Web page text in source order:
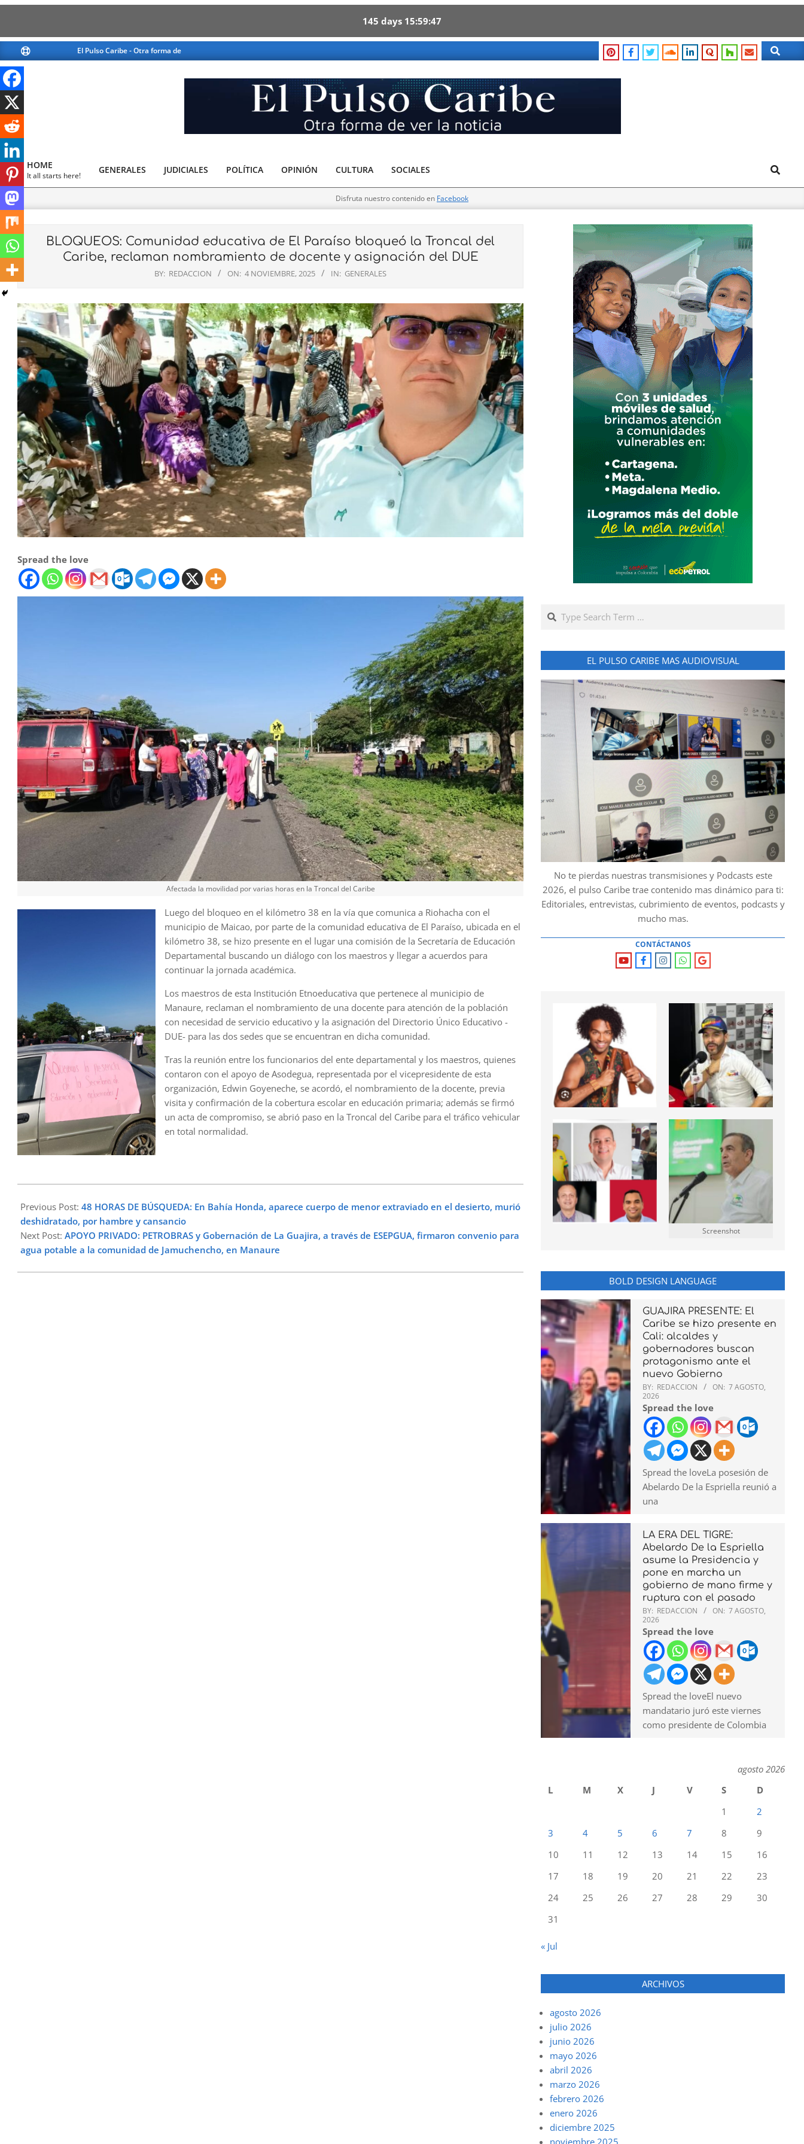
145 days 15 59 45
to
content
El Pulso Caribe - Otra forma de ver la noticia Search
El
Caribe
Primary
Navigation
Menu
HOME
It all starts here!
GENERALES JUDICIALES POLÍTICA OPINIÓN CULTURA SOCIALES Search
Disfruta nuestro contenido en Facebook
BLOQUEOS: Comunidad educativa de El Paraíso bloqueó la Troncal del
Caribe, reclaman nombramiento de docente y asignación del DUE
BY: REDACCION ON: 4 NOVIEMBRE, 2025 IN: GENERALES
Spread the love
Afectada la movilidad por varias horas en la Troncal del Caribe
Luego del bloqueo en el kilómetro 38 en la vía que comunica a Riohacha con el
municipio de Maicao, por parte de la comunidad educativa de El Paraíso, ubicada en el
kilómetro 38, se hizo presente en el lugar una comisión de la Secretaría de Educación
Departamental buscando un diálogo con los maestros y llegar a acuerdos para
continuar la jornada académica.
Los maestros de esta Institución Etnoeducativa que pertenece al municipio de
Manaure, reclaman el nombramiento de una docente para atención de la población
con necesidad de servicio educativo y la asignación del Directorio Único Educativo -
DUE- para las dos sedes que se encuentran en dicha comunidad.
Tras la reunión entre los funcionarios del ente departamental y los maestros, quienes
contaron con el apoyo de Asodegua, representada por el vicepresidente de esta
organización, Edwin Goyeneche, se acordó, el nombramiento de la docente, previa
visita y confirmación de la cobertura escolar en educación primaria; además se firmó
un acta de compromiso, se abrió paso en la Troncal del Caribe para el tráfico vehicular
en total normalidad.
11-
04
Previous Post: 48 HORAS DE BÚSQUEDA: En Bahía Honda, aparece cuerpo de menor extraviado en el desierto, murió
deshidratado, por hambre y cansancio
Next Post: APOYO PRIVADO: PETROBRAS y Gobernación de La Guajira, a través de ESEPGUA, firmaron convenio para
agua potable a la comunidad de Jamuchencho, en Manaure
Search
EL PULSO CARIBE MAS AUDIOVISUAL
No te pierdas nuestras transmisiones y Podcasts este
2026, el pulso Caribe trae contenido mas dinámico para ti:
Editoriales, entrevistas, cubrimiento de eventos, podcasts y
mucho mas.
CONTÁCTANOS
Screenshot
BOLD DESIGN LANGUAGE
GUAJIRA PRESENTE: El
Caribe se hizo presente en
Cali: alcaldes y
gobernadores buscan
protagonismo ante el
nuevo Gobierno
BY: REDACCION ON: 7 AGOSTO,
2026
Spread the love
Spread the loveLa posesión de
Abelardo De la Espriella reunió a
una
LA ERA DEL TIGRE:
Abelardo De la Espriella
asume la Presidencia y
pone en marcha un
gobierno de mano firme y
ruptura con el pasado
BY: REDACCION ON: 7 AGOSTO,
2026
Spread the love
Spread the loveEl nuevo
mandatario juró este viernes
como presidente de Colombia
agosto 2026
L
M X J V S
D
1
2
3
4 5 6 7 8
9
10
11 12 13 14 15
16
17
18 19 20 21 22
23
24
25 26 27 28 29
30
31
« Jul
ARCHIVOS
agosto 2026
julio 2026
junio 2026
mayo 2026
abril 2026
marzo 2026
febrero 2026
enero 2026
diciembre 2025
noviembre 2025